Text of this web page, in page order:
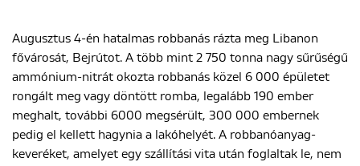
Augusztus 4-én hatalmas robbanás rázta meg Libanon
fővárosát, Bejrútot. A több mint 2 750 tonna nagy sűrűségű
ammónium-nitrát okozta robbanás közel 6 000 épületet
rongált meg vagy döntött romba, legalább 190 ember
meghalt, további 6000 megsérült, 300 000 embernek
pedig el kellett hagynia a lakóhelyét. A robbanóanyag-
keveréket, amelyet egy szállítási vita után foglaltak le, nem